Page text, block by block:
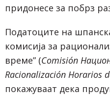
придонесе за побрз
Податоците на
комисија за
време” (Comisión
Racionalización Horarios
покажуваат дека